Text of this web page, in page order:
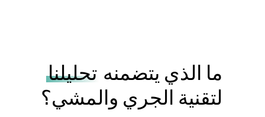
ما الذي يتضمنه تحليلنا
لتقنية الجري والمشي؟